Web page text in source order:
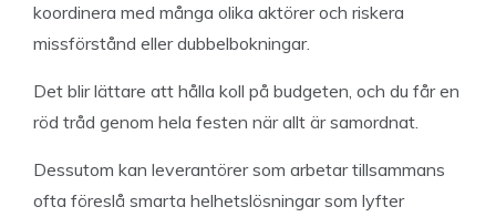
koordinera med många olika aktörer och riskera
missförstånd eller dubbelbokningar.
Det blir lättare att hålla koll på budgeten, och du får en
röd tråd genom hela festen när allt är samordnat.
Dessutom kan leverantörer som arbetar tillsammans
ofta föreslå smarta helhetslösningar som lyfter